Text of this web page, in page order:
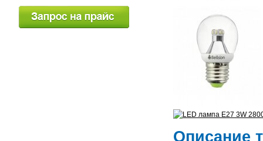
Описание